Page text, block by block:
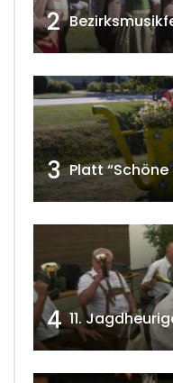
2
3 Platt “Schöne
4